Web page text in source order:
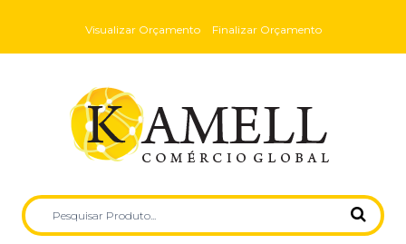
Visualizar Orçamento Finalizar Orçamento